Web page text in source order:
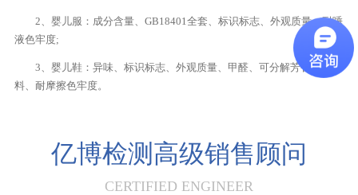
2、婴儿服：成分含量、GB18401全套、标识标志、外观质量、耐唾
液色牢度;
3、婴儿鞋：异味、标识标志、外观质量、甲醛、可分解芳香胺染
料、耐摩擦色牢度。
亿博检测高级销售顾问
CERTIFIED ENGINEER